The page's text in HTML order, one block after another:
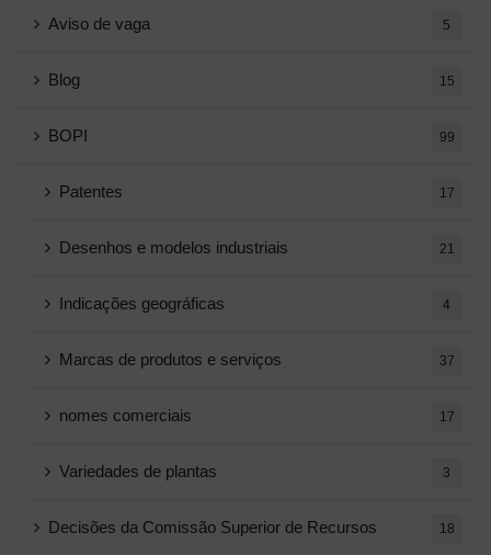
Aviso de vaga 5
Blog 15
BOPI 99
Patentes 17
Desenhos e modelos industriais 21
Indicações geográficas 4
Marcas de produtos e serviços 37
nomes comerciais 17
Variedades de plantas 3
Decisões da Comissão Superior de Recursos 18